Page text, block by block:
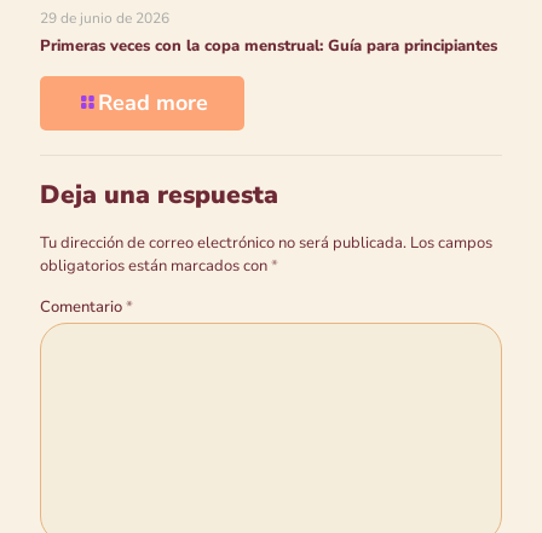
29 de junio de 2026
Primeras veces con la copa menstrual: Guía para principiantes
Read more
Deja una respuesta
Tu dirección de correo electrónico no será publicada. Los campos
obligatorios están marcados con*
Comentario*